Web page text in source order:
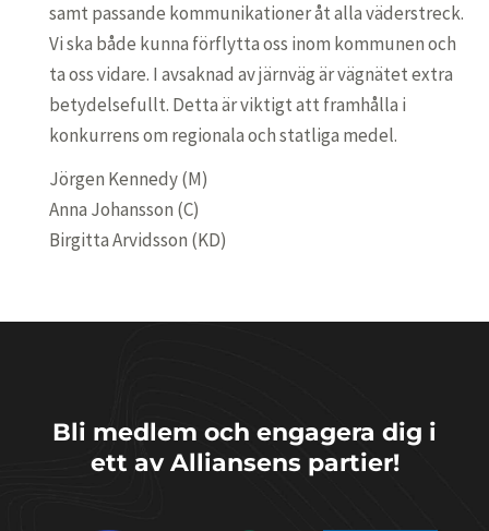
samt passande kommunikationer åt alla väderstreck.
Vi ska både kunna förflytta oss inom kommunen och
ta oss vidare. I avsaknad av järnväg är vägnätet extra
betydelsefullt. Detta är viktigt att framhålla i
konkurrens om regionala och statliga medel.
Jörgen Kennedy (M)
Anna Johansson (C)
Birgitta Arvidsson (KD)
Bli medlem och engagera dig i
ett av Alliansens partier!